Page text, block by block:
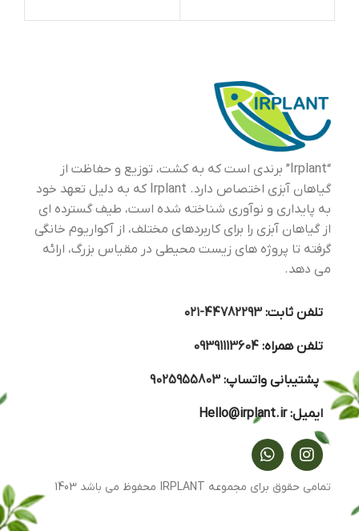
“Irplant” برندی است که به کشت، توزیع و حفاظت از
گیاهان آبزی اختصاص دارد. Irplant که به دلیل تعهد خود
به پایداری و نوآوری شناخته شده است، طیف گسترده ای
از گیاهان آبزی را برای کاربردهای مختلف، از آکواریوم خانگی
گرفته تا پروژه های زیست محیطی در مقیاس بزرگ، ارائه
می دهد.
تلفن ثابت:44782293-۰۲۱
تلفن همراه:09391113604
پشتیبانی واتساپ:9025955803
ایمیل:Hello@irplant.ir
تمامی حقوق برای مجموعه IRPLANT محفوظ می باشد 1403